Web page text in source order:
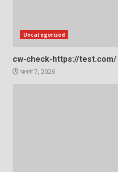
Uncategorized
cw-check-https://test.com/
আগস্ট 7, 2026